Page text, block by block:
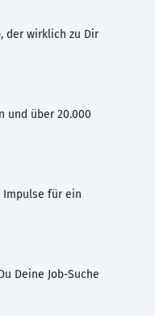
der wirklich zu Dir
und über 20.000
Impulse für ein
Deine Job-Suche